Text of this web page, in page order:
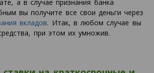
а в случае признания банка
вы получите все свои деньги через
вкладов. Итак, в любом случае вы
при этом их умножив.